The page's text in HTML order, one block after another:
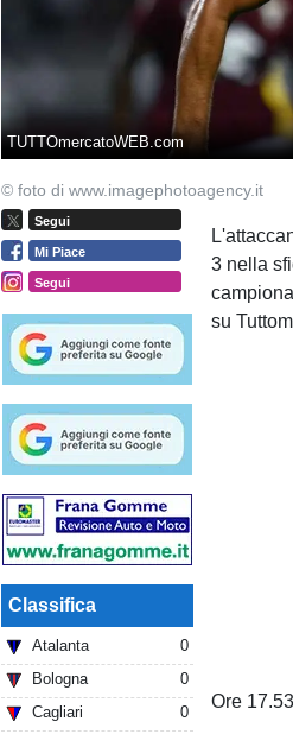
TUTTOmercatoWEB.com
© foto di www.imagephotoagency.it
Segui
Mi Piace
Segui
Classifica
Atalanta
0
Bologna
0
Cagliari
0
3 nella
su
Ore